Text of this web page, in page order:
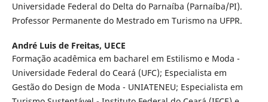
Universidade Federal do Delta do Parnaíba (Parnaíba/PI).
Professor Permanente do Mestrado em Turismo na UFPR.
André Luis de Freitas, UECE
Formação acadêmica em bacharel em Estilismo e Moda -
Universidade Federal do Ceará (UFC); Especialista em
Gestão do Design de Moda - UNIATENEU; Especialista em